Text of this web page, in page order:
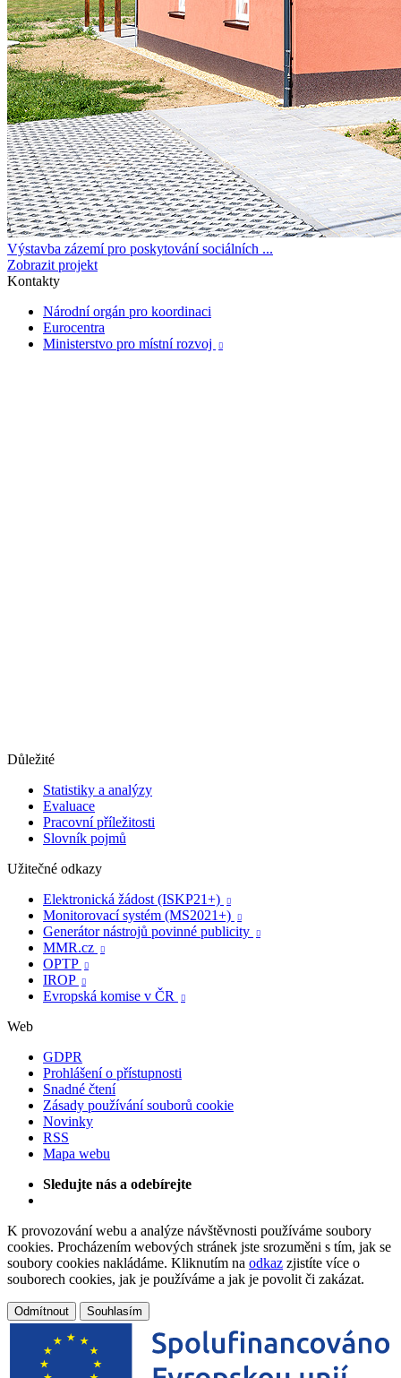
Výstavba zázemí pro poskytování sociálních ...
Zobrazit projekt
Kontakty
Národní orgán pro koordinaci
Eurocentra
Ministerstvo pro místní rozvoj

Důležité
Statistiky a analýzy
Evaluace
Pracovní příležitosti
Slovník pojmů
Užitečné odkazy
Elektronická žádost (ISKP21+)

Monitorovací systém (MS2021+) 
Generátor nástrojů povinné publicity 
MMR.cz 
OPTP 
IROP 
Evropská komise v ČR 
Web
GDPR
Prohlášení o přístupnosti
Snadné čtení
Zásady používání souborů cookie
Novinky
RSS
Mapa webu
Sledujte nás a odebírejte
K provozování webu a analýze návštěvnosti používáme soubory
cookies. Procházením webových stránek jste srozuměni s tím, jak se
soubory cookies nakládáme. Kliknutím na odkaz zjistíte více o
souborech cookies, jak je používáme a jak je povolit či zakázat.
Odmítnout Souhlasím